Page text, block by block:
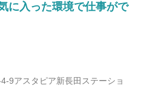
に入った環境で仕事がで
9アスタピア新長田ステーショ